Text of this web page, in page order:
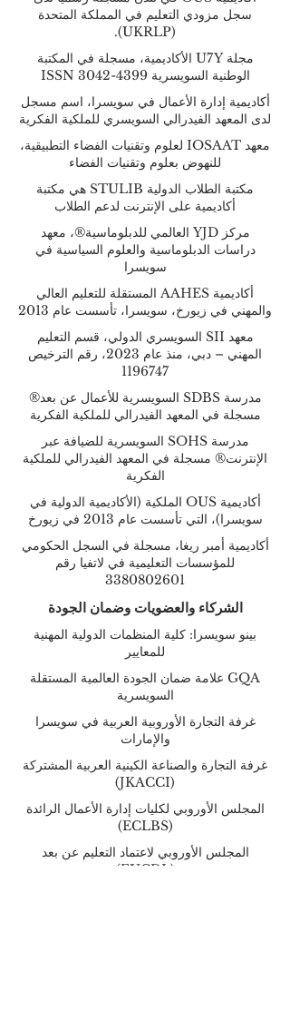
سجل مزودي التعليم في المملكة المتحدة
(UKRLP).
مجلة U7Y الأكاديمية، مسجلة في المكتبة
الوطنية السويسرية ISSN 3042-4399
أكاديمية إدارة الأعمال في سويسرا، اسم مسجل
لدى المعهد الفيدرالي السويسري للملكية الفكرية
معهد IOSAAT لعلوم وتقنيات الفضاء التطبيقية،
للنهوض بعلوم وتقنيات الفضاء
مكتبة الطلاب الدولية STULIB هي مكتبة
أكاديمية على الإنترنت لدعم الطلاب
مركز YJD العالمي للدبلوماسية®، معهد
دراسات الدبلوماسية والعلوم السياسية في
سويسرا
أكاديمية AAHES المستقلة للتعليم العالي
والمهني في زيورخ، سويسرا، تأسست عام 2013
معهد SII السويسري الدولي، قسم التعليم
المهني – دبي، منذ عام 2023، رقم الترخيص
1196747
مدرسة SDBS السويسرية للأعمال عن بعد®
مسجلة في المعهد الفيدرالي للملكية الفكرية
مدرسة SOHS السويسرية للضيافة عبر
الإنترنت® مسجلة في المعهد الفيدرالي للملكية
الفكرية
أكاديمية OUS الملكية (الأكاديمية الدولية في
سويسرا)، التي تأسست عام 2013 في زيورخ
أكاديمية أمبر ريغا، مسجلة في السجل الحكومي
للمؤسسات التعليمية في لاتفيا رقم
3380802601
الشركاء والعضويات وضمان الجودة
بينو سويسرا: كلية المنظمات الدولية المهنية
للمعايير
GQA علامة ضمان الجودة العالمية المستقلة
السويسرية
غرفة التجارة الأوروبية العربية في سويسرا
والإمارات
غرفة التجارة والصناعة الكينية العربية المشتركة
(JKACCI)
المجلس الأوروبي لكليات إدارة الأعمال الرائدة
(ECLBS)
المجلس الأوروبي لاعتماد التعليم عن بعد
(EUCDL)